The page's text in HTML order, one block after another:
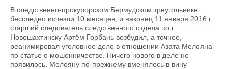
В следственно-прокурорском Бермудском треугольнике
бесследно исчезли 10 месяцев, и наконец 11 января 2016 г.
старший следователь следственного отдела по г.
Новошахтинску Артём Горбань возбудил, а точнее,
реанимировал уголовное дело в отношении Азата Мелояна
по статье о мошенничестве. Ничего нового в деле не
появилось. Мелояну по-прежнему вменялось в вину